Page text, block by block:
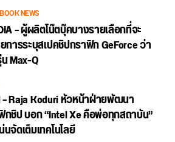
NEWS
– ผู้ผลิตโน๊ตบุ๊คบางรายเลือกที่จะ
การระบุสเปคชิปกราฟิก GeForce ว่า
Max-Q
Raja Koduri หัวหน้าฝ่ายพัฒนา
ชิป บอก “Intel Xe คือพ่อทุกสถาบัน”
จัดเต็มเทคโนโลยี